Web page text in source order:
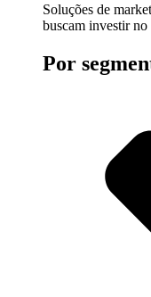
Soluções de
buscam investir
Por